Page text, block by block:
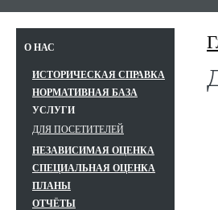
О НАС
ИСТОРИЧЕСКАЯ СПРАВКА
НОРМАТИВНАЯ БАЗА
УСЛУГИ
ДЛЯ ПОСЕТИТЕЛЕЙ
НЕЗАВИСИМАЯ ОЦЕНКА
СПЕЦИАЛЬНАЯ ОЦЕНКА
ПЛАНЫ
ОТЧЁТЫ